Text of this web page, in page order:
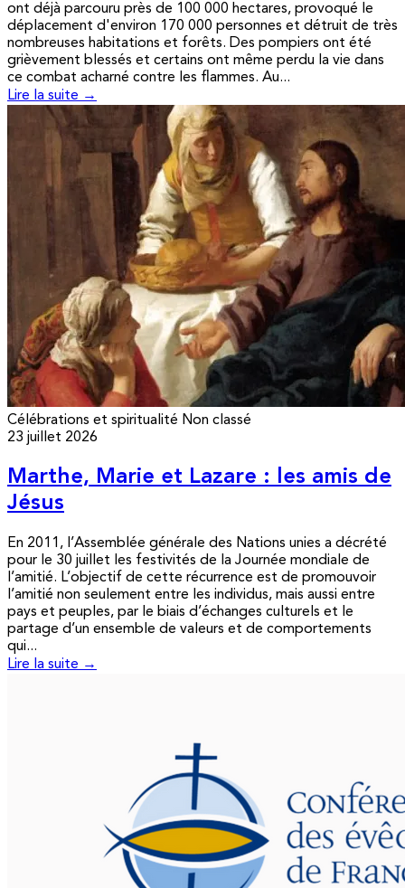
ont déjà parcouru près de 100 000 hectares, provoqué le
déplacement d'environ 170 000 personnes et détruit de très
nombreuses habitations et forêts. Des pompiers ont été
grièvement blessés et certains ont même perdu la vie dans
ce combat acharné contre les flammes. Au...
Lire la suite →
Célébrations et spiritualité Non classé
23 juillet 2026
Marthe, Marie et Lazare : les amis de
Jésus
En 2011, l’Assemblée générale des Nations unies a décrété
pour le 30 juillet les festivités de la Journée mondiale de
l’amitié. L’objectif de cette récurrence est de promouvoir
l’amitié non seulement entre les individus, mais aussi entre
pays et peuples, par le biais d’échanges culturels et le
partage d’un ensemble de valeurs et de comportements
qui...
Lire la suite →